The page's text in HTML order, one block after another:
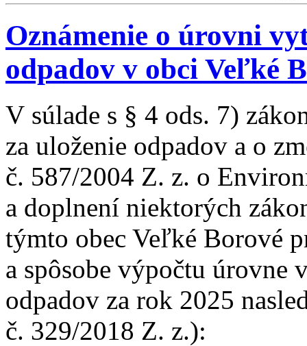
Oznámenie o úrovni
odpadov v obci Veľké
V súlade s § 4 ods. 7)
za uloženie odpadov a o
č. 587/2004 Z. z. o
a doplnení niektorých
týmto obec Veľké Borové
a spôsobe výpočtu úrovne
odpadov za rok 2025
č. 329/2018 Z. z.):